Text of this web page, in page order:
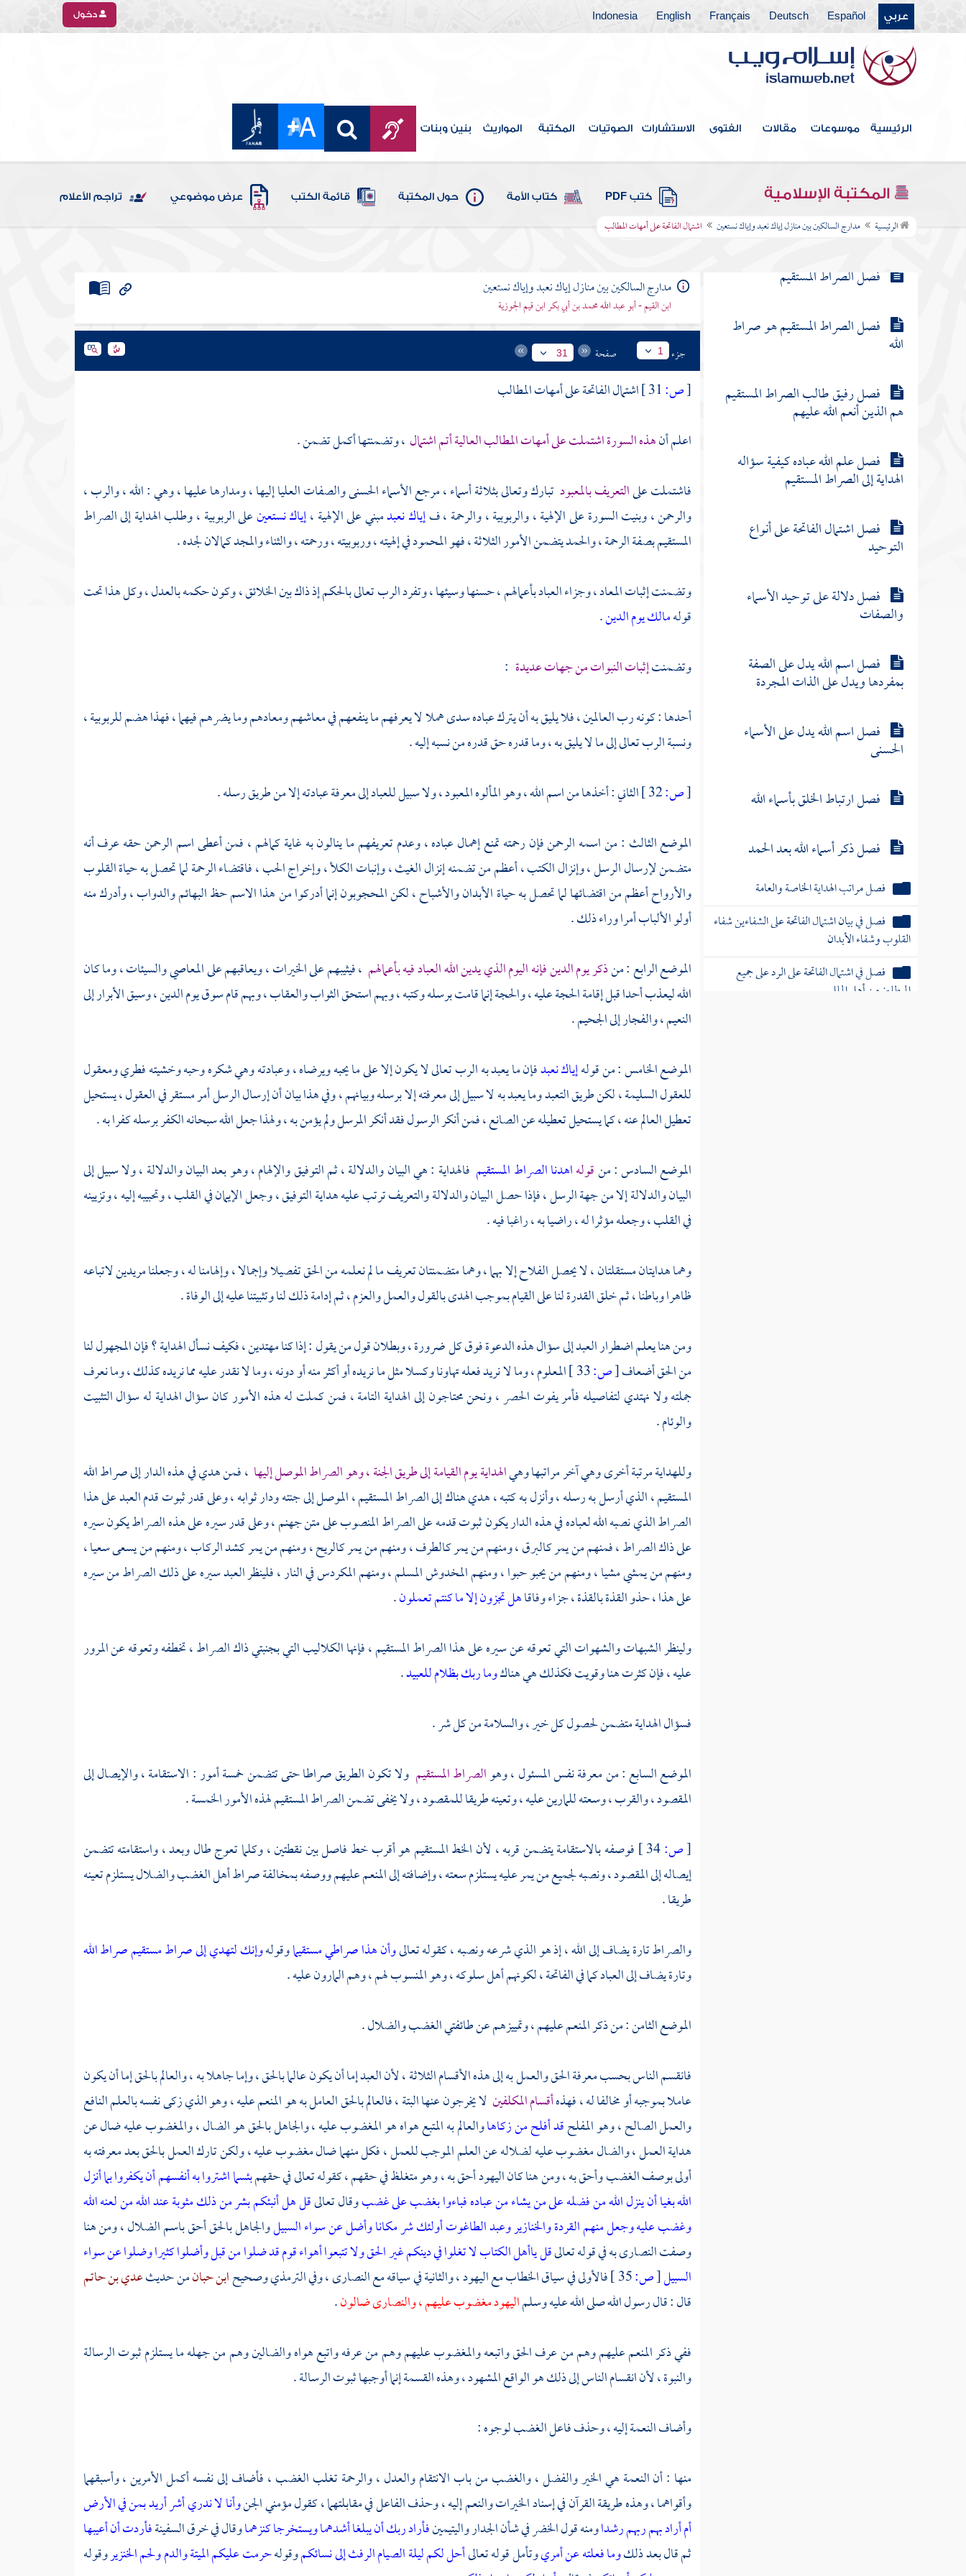
عربي Español
Deutsch
Français
English
Indonesia دخول
الرئيسية موسوعات مقالات الفتوى الاستشارات الصوتيات المكتبة المواريث بنين وبنات
المكتبة الإسلامية كتب PDF كتاب الأمة حول المكتبة قائمة الكتب عرض موضوعي تراجم الأعلام
الرئيسية مدارج السالكين بين منازل إياك نعبد وإياك نستعين اشتمال الفاتحة على أمهات المطالب
فهرس الكتاب
اشتمال الفاتحة على أمهات المطالب
فصل الصراط المستقيم
فصل الصراط المستقيم هو صراط
الله
فصل رفيق طالب الصراط المستقيم
هم الذين أنعم الله عليهم
فصل علم الله عباده كيفية سؤاله
الهداية إلى الصراط المستقيم
فصل اشتمال الفاتحة على أنواع
التوحيد
فصل دلالة على توحيد الأسماء
والصفات
فصل اسم الله يدل على الصفة
بمفردها ويدل على الذات المجردة
فصل اسم الله يدل على الأسماء
الحسنى
فصل ارتباط الخلق بأسماء الله
فصل ذكر أسماء الله بعد الحمد
فصل مراتب الهداية الخاصة والعامة
فصل في بيان اشتمال الفاتحة على الشفاءين شفاء
القلوب وشفاء الأبدان
فصل في اشتمال الفاتحة على الرد على جميع
المبطلين من أهل الملل
مدارج السالكين بين منازل إياك نعبد وإياك نستعين
ابن القيم - أبو عبد الله محمد بن أبي بكر ابن قيم الجوزية
جزء 1 صفحة 31
[ص:
اشتمال الفاتحة على أمهات المطالب
اعلم أنهذه السورة اشتملت على أمهات المطالب العالية أتم اشتمال ، وتضمنتها أكمل تضمن .
فاشتملت علىالتعريف بالمعبود تبارك وتعالى بثلاثة أسماء ، مرجع الأسماء الحسنى والصفات العليا إليها ، ومدارها عليها ، وهي : الله ، والرب ،
والرحمن ، وبنيت السورة على الإلهية ، والربوبية ، والرحمة ، فإياك نعبدمبني على الإلهية ،إياك نستعينعلى الربوبية ، وطلب الهداية إلى الصراط
المستقيم بصفة الرحمة ، والحمد يتضمن الأمور الثلاثة ، فهو المحمود في إلهيته ، وربوبيته ، ورحمته ، والثناء والمجد كمالان لجده .
وتضمنت إثبات المعاد ، وجزاء العباد بأعمالهم ، حسنها وسيئها ، وتفرد الرب تعالى بالحكم إذ ذاك بين الخلائق ، وكون حكمه بالعدل ، وكل هذا تحت
قولهمالك يوم الدين.
وتضمنتإثبات النبوات من جهات عديدة :
أحدها : كونه رب العالمين ، فلا يليق به أن يترك عباده سدى هملا لا يعرفهم ما ينفعهم في معاشهم ومعادهم وما يضرهم فيهما ، فهذا هضم للربوبية ،
ونسبة الرب تعالى إلى ما لا يليق به ، وما قدره حق قدره من نسبه إليه .
[ص:
الثاني : أخذها من اسم الله ، وهو المألوه المعبود ، ولا سبيل للعباد إلى معرفة عبادته إلا من طريق رسله .
الموضع الثالث : من اسمه الرحمن فإن رحمته تمنع إهمال عباده ، وعدم تعريفهم ما ينالون به غاية كمالهم ، فمن أعطى اسم الرحمن حقه عرف أنه
متضمن لإرسال الرسل ، وإنزال الكتب ، أعظم من تضمنه إنزال الغيث ، وإنبات الكلأ ، وإخراج الحب ، فاقتضاء الرحمة لما تحصل به حياة القلوب
والأرواح أعظم من اقتضائها لما تحصل به حياة الأبدان والأشباح ، لكن المحجوبون إنما أدركوا من هذا الاسم حظ البهائم والدواب ، وأدرك منه
أولو الألباب أمرا وراء ذلك .
الموضع الرابع : منذكر يوم الدين فإنه اليوم الذي يدين الله العباد فيه بأعمالهم ، فيثيبهم على الخيرات ، ويعاقبهم على المعاصي والسيئات ، وما كان
الله ليعذب أحدا قبل إقامة الحجة عليه ، والحجة إنما قامت برسله وكتبه ، وبهم استحق الثواب والعقاب ، وبهم قام سوق يوم الدين ، وسيق الأبرار إلى
النعيم ، والفجار إلى الجحيم .
الموضع الخامس : من قولهإياك نعبدفإن ما يعبد به الرب تعالى لا يكون إلا على ما يحبه ويرضاه ، وعبادته وهي شكره وحبه وخشيته فطري ومعقول
للعقول السليمة ، لكن طريق التعبد وما يعبد به لا سبيل إلى معرفته إلا برسله وبيانهم ، وفي هذا بيان أن إرسال الرسل أمر مستقر في العقول ، يستحيل
تعطيل العالم عنه ، كما يستحيل تعطيله عن الصانع ، فمن أنكر الرسول فقد أنكر المرسل ولم يؤمن به ، ولهذا جعل الله سبحانه الكفر برسله كفرا به .
الموضع السادس : منقولهاهدنا الصراط المستقيم فالهداية : هي البيان والدلالة ، ثم التوفيق والإلهام ، وهو بعد البيان والدلالة ، ولا سبيل إلى
البيان والدلالة إلا من جهة الرسل ، فإذا حصل البيان والدلالة والتعريف ترتب عليه هداية التوفيق ، وجعل الإيمان في القلب ، وتحبيبه إليه ، وتزيينه
في القلب ، وجعله مؤثرا له ، راضيا به ، راغبا فيه .
وهما هدايتان مستقلتان ، لا يحصل الفلاح إلا بهما ، وهما متضمنتان تعريف ما لم نعلمه من الحق تفصيلا وإجمالا ، وإلهامنا له ، وجعلنا مريدين لاتباعه
ظاهرا وباطنا ، ثم خلق القدرة لنا على القيام بموجب الهدى بالقول والعمل والعزم ، ثم إدامة ذلك لنا وتثبيتنا عليه إلى الوفاة .
ومن هنا يعلم اضطرار العبد إلى سؤال هذه الدعوة فوق كل ضرورة ، وبطلان قول من يقول : إذا كنا مهتدين ، فكيف نسأل الهداية ؟ فإن المجهول لنا
من الحق أضعاف[ص:
المعلوم ، وما لا نريد فعله تهاونا وكسلا مثل ما نريده أو أكثر منه أو دونه ، وما لا نقدر عليه مما نريده كذلك ، وما نعرف
جملته ولا نهتدي لتفاصيله فأمر يفوت الحصر ، ونحن محتاجون إلى الهداية التامة ، فمن كملت له هذه الأمور كان سؤال الهداية له سؤال التثبيت
والوئام .
وللهداية مرتبة أخرى وهي آخر مراتبها وهيالهداية يوم القيامة إلى طريق الجنة ، وهو الصراط الموصل إليها ، فمن هدي في هذه الدار إلى صراط الله
المستقيم ، الذي أرسل به رسله ، وأنزل به كتبه ، هدي هناك إلى الصراط المستقيم ، الموصل إلى جنته ودار ثوابه ، وعلى قدر ثبوت قدم العبد على هذا
الصراط الذي نصبه الله لعباده في هذه الدار يكون ثبوت قدمه على الصراط المنصوب على متن جهنم ، وعلى قدر سيره على هذه الصراط يكون سيره
على ذاك الصراط ، فمنهم من يمر كالبرق ، ومنهم من يمر كالطرف ، ومنهم من يمر كالريح ، ومنهم من يمر كشد الركاب ، ومنهم من يسعى سعيا ،
ومنهم من يمشي مشيا ، ومنهم من يحبو حبوا ، ومنهم المخدوش المسلم ، ومنهم المكردس في النار ، فلينظر العبد سيره على ذلك الصراط من سيره
على هذا ، حذو القذة بالقذة ، جزاء وفاقاهل تجزون إلا ما كنتم تعملون.
ولينظر الشبهات والشهوات التي تعوقه عن سيره على هذا الصراط المستقيم ، فإنها الكلاليب التي بجنبتي ذاك الصراط ، تخطفه وتعوقه عن المرور
عليه ، فإن كثرت هنا وقويت فكذلك هي هناكوما ربك بظلام للعبيد.
فسؤال الهداية متضمن لحصول كل خير ، والسلامة من كل شر .
الموضع السابع : من معرفة نفس المسئول ، وهوالصراط المستقيم ولا تكون الطريق صراطا حتى تتضمن خمسة أمور : الاستقامة ، والإيصال إلى
المقصود ، والقرب ، وسعته للمارين عليه ، وتعينه طريقا للمقصود ، ولا يخفى تضمن الصراط المستقيم لهذه الأمور الخمسة .
[ص:
فوصفه بالاستقامة يتضمن قربه ، لأن الخط المستقيم هو أقرب خط فاصل بين نقطتين ، وكلما تعوج طال وبعد ، واستقامته تتضمن
إيصاله إلى المقصود ، ونصبه لجميع من يمر عليه يستلزم سعته ، وإضافته إلى المنعم عليهم ووصفه بمخالفة صراط أهل الغضب والضلال يستلزم تعينه
طريقا .
والصراط تارة يضاف إلى الله ، إذ هو الذي شرعه ونصبه ، كقوله تعالىوأن هذا صراطي مستقيماوقولهوإنك لتهدي إلى صراط مستقيم صراط الله
وتارة يضاف إلى العباد كما في الفاتحة ، لكونهم أهل سلوكه ، وهو المنسوب لهم ، وهم المارون عليه .
الموضع الثامن : من ذكر المنعم عليهم ، وتمييزهم عن طائفتي الغضب والضلال .
فانقسم الناس بحسب معرفة الحق والعمل به إلى هذه الأقسام الثلاثة ، لأن العبد إما أن يكون عالما بالحق ، وإما جاهلا به ، والعالم بالحق إما أن يكون
عاملا بموجبه أو مخالفا له ، فهذهأقسام المكلفين لا يخرجون عنها البتة ، فالعالم بالحق العامل به هو المنعم عليه ، وهو الذي زكى نفسه بالعلم النافع
والعمل الصالح ، وهو المفلحقد أفلح من زكاهاوالعالم به المتبع هواه هو المغضوب عليه ، والجاهل بالحق هو الضال ، والمغضوب عليه ضال عن
هداية العمل ، والضال مغضوب عليه لضلاله عن العلم الموجب للعمل ، فكل منهما ضال مغضوب عليه ، ولكن تارك العمل بالحق بعد معرفته به
أولى بوصف الغضب وأحق به ، ومن هنا كان اليهود أحق به ، وهو متغلظ في حقهم ، كقوله تعالى في حقهمبئسما اشتروا به أنفسهم أن يكفروا بما أنزل
الله بغيا أن ينزل الله من فضله على من يشاء من عباده فباءوا بغضب على غضبوقال تعالىقل هل أنبئكم بشر من ذلك مثوبة عند الله من لعنه الله
وغضب عليه وجعل منهم القردة والخنازير وعبد الطاغوت أولئك شر مكانا وأضل عن سواء السبيلوالجاهل بالحق أحق باسم الضلال ، ومن هنا
وصفت النصارى به في قوله تعالىقل ياأهل الكتاب لا تغلوا في دينكم غير الحق ولا تتبعوا أهواء قوم قد ضلوا من قبل وأضلوا كثيرا وضلوا عن سواء
السبيل[ص: فالأولى في سياق الخطاب معاليهود ،والثانية في سياقه معالنصارى ،وفيالترمذيوصحيحابن حبانمن حديثعدي بن حاتم
قال : قال رسول الله صلى الله عليه وسلماليهود مغضوب عليهم ، والنصارى ضالون.
ففي ذكر المنعم عليهم وهم من عرف الحق واتبعه والمغضوب عليهم وهم من عرفه واتبع هواه والضالين وهم من جهله ما يستلزم ثبوت الرسالة
والنبوة ، لأن انقسام الناس إلى ذلك هو الواقع المشهود ، وهذه القسمة إنما أوجبها ثبوت الرسالة .
وأضاف النعمة إليه ، وحذف فاعل الغضب لوجوه :
منها : أن النعمة هي الخير والفضل ، والغضب من باب الانتقام والعدل ، والرحمة تغلب الغضب ، فأضاف إلى نفسه أكمل الأمرين ، وأسبقهما
وأقواهما ، وهذه طريقة القرآن في إسناد الخيرات والنعم إليه ، وحذف الفاعل في مقابلتهما ، كقول مؤمني الجنوأنا لا ندري أشر أريد بمن في الأرض
أم أراد بهم ربهم رشداومنه قولالخضرفي شأن الجدار واليتيمينفأراد ربك أن يبلغا أشدهما ويستخرجا كنزهماوقال في خرق السفينةفأردت أن أعيبها
ثم قال بعد ذلكوما فعلته عن أمريوتأمل قوله تعالىأحل لكم ليلة الصيام الرفث إلى نسائكموقولهحرمت عليكم الميتة والدم ولحم الخنزيروقوله